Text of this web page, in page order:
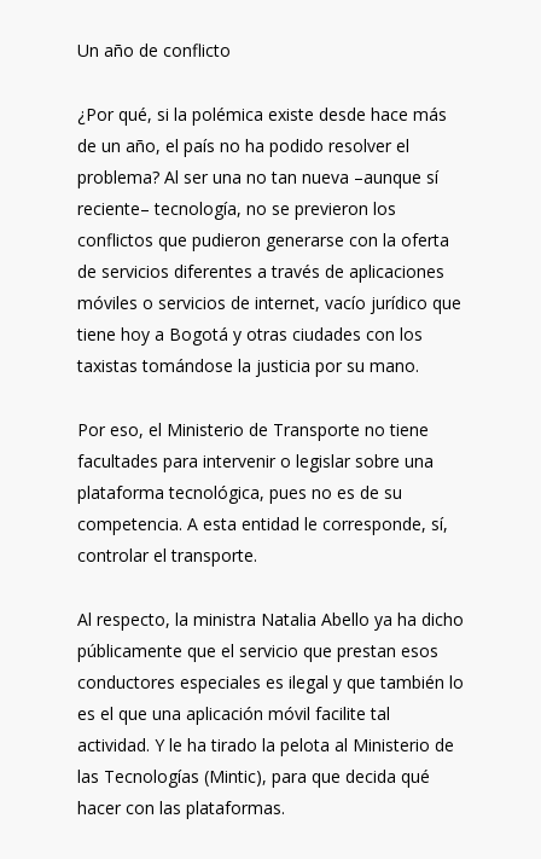
Un año de conflicto
¿Por qué, si la polémica existe desde hace más
de un año, el país no ha podido resolver el
problema? Al ser una no tan nueva –aunque sí
reciente– tecnología, no se previeron los
conflictos que pudieron generarse con la oferta
de servicios diferentes a través de aplicaciones
móviles o servicios de internet, vacío jurídico que
tiene hoy a Bogotá y otras ciudades con los
taxistas tomándose la justicia por su mano.
Por eso, el Ministerio de Transporte no tiene
facultades para intervenir o legislar sobre una
plataforma tecnológica, pues no es de su
competencia. A esta entidad le corresponde, sí,
controlar el transporte.
Al respecto, la ministra Natalia Abello ya ha dicho
públicamente que el servicio que prestan esos
conductores especiales es ilegal y que también lo
es el que una aplicación móvil facilite tal
actividad. Y le ha tirado la pelota al Ministerio de
las Tecnologías (Mintic), para que decida qué
hacer con las plataformas.